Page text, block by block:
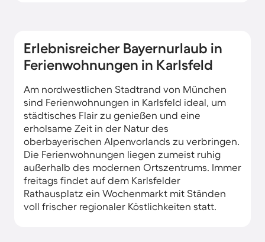
Erlebnisreicher Bayernurlaub in
Ferienwohnungen in Karlsfeld
Am nordwestlichen Stadtrand von München
sind Ferienwohnungen in Karlsfeld ideal, um
städtisches Flair zu genießen und eine
erholsame Zeit in der Natur des
oberbayerischen Alpenvorlands zu verbringen.
Die Ferienwohnungen liegen zumeist ruhig
außerhalb des modernen Ortszentrums. Immer
freitags findet auf dem Karlsfelder
Rathausplatz ein Wochenmarkt mit Ständen
voll frischer regionaler Köstlichkeiten statt.